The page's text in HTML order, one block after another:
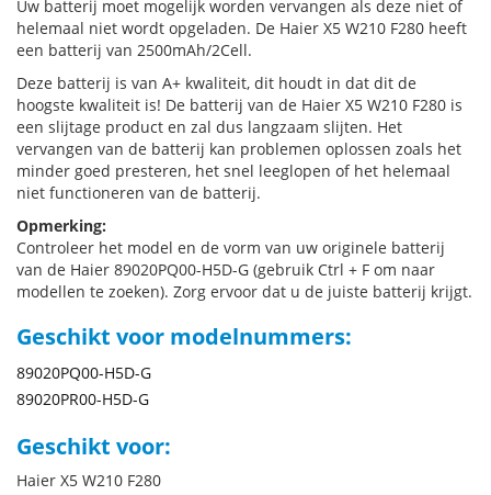
Uw batterij moet mogelijk worden vervangen als deze niet of
helemaal niet wordt opgeladen. De Haier X5 W210 F280 heeft
een batterij van 2500mAh/2Cell.
Deze batterij is van A+ kwaliteit, dit houdt in dat dit de
hoogste kwaliteit is! De batterij van de Haier X5 W210 F280 is
een slijtage product en zal dus langzaam slijten. Het
vervangen van de batterij kan problemen oplossen zoals het
minder goed presteren, het snel leeglopen of het helemaal
niet functioneren van de batterij.
Opmerking:
Controleer het model en de vorm van uw originele batterij
van de Haier 89020PQ00-H5D-G (gebruik Ctrl + F om naar
modellen te zoeken). Zorg ervoor dat u de juiste batterij krijgt.
Geschikt voor modelnummers:
89020PQ00-H5D-G
89020PR00-H5D-G
Geschikt voor:
Haier X5 W210 F280